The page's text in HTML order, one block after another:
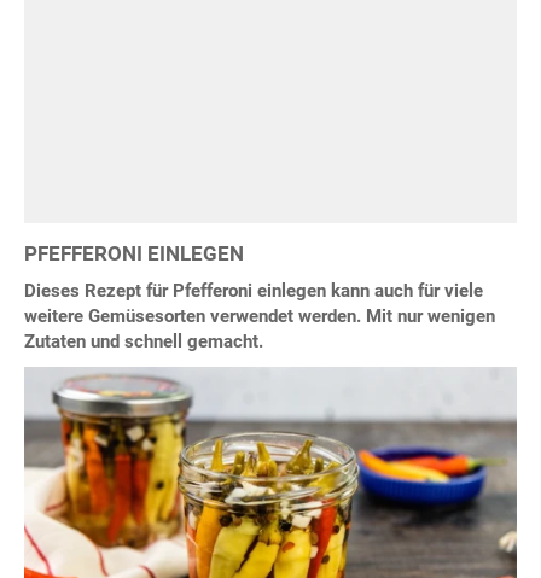
PFEFFERONI EINLEGEN
Dieses Rezept für Pfefferoni einlegen kann auch für viele
weitere Gemüsesorten verwendet werden. Mit nur wenigen
Zutaten und schnell gemacht.